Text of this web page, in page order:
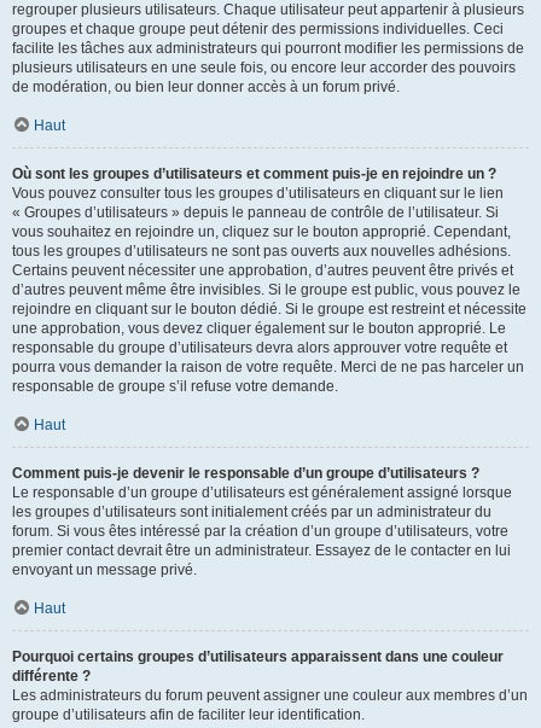
regrouper plusieurs utilisateurs. Chaque utilisateur peut appartenir à plusieurs
groupes et chaque groupe peut détenir des permissions individuelles. Ceci
facilite les tâches aux administrateurs qui pourront modifier les permissions de
plusieurs utilisateurs en une seule fois, ou encore leur accorder des pouvoirs
de modération, ou bien leur donner accès à un forum privé.
Haut
Où sont les groupes d’utilisateurs et comment puis-je en rejoindre un ?
Vous pouvez consulter tous les groupes d’utilisateurs en cliquant sur le lien
« Groupes d’utilisateurs » depuis le panneau de contrôle de l’utilisateur. Si
vous souhaitez en rejoindre un, cliquez sur le bouton approprié. Cependant,
tous les groupes d’utilisateurs ne sont pas ouverts aux nouvelles adhésions.
Certains peuvent nécessiter une approbation, d’autres peuvent être privés et
d’autres peuvent même être invisibles. Si le groupe est public, vous pouvez le
rejoindre en cliquant sur le bouton dédié. Si le groupe est restreint et nécessite
une approbation, vous devez cliquer également sur le bouton approprié. Le
responsable du groupe d’utilisateurs devra alors approuver votre requête et
pourra vous demander la raison de votre requête. Merci de ne pas harceler un
responsable de groupe s’il refuse votre demande.
Haut
Comment puis-je devenir le responsable d’un groupe d’utilisateurs ?
Le responsable d’un groupe d’utilisateurs est généralement assigné lorsque
les groupes d’utilisateurs sont initialement créés par un administrateur du
forum. Si vous êtes intéressé par la création d’un groupe d’utilisateurs, votre
premier contact devrait être un administrateur. Essayez de le contacter en lui
envoyant un message privé.
Haut
Pourquoi certains groupes d’utilisateurs apparaissent dans une couleur
différente ?
Les administrateurs du forum peuvent assigner une couleur aux membres d’un
groupe d’utilisateurs afin de faciliter leur identification.